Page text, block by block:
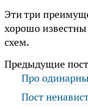
Эти три
хорошо
схем.
Предыдущие
Про
Пост